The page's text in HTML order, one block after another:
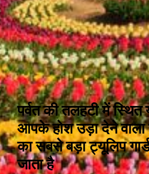
पर्वत की तलहटी में स्थित
आपके होश उड़ा देने वाला
का सबसे बड़ा ट्यूलिप
जाता है